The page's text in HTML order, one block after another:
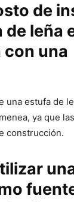
de
de leña
una
una estufa de
ya que
construcción.